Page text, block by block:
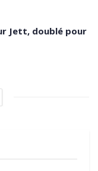
Jett, doublé pour